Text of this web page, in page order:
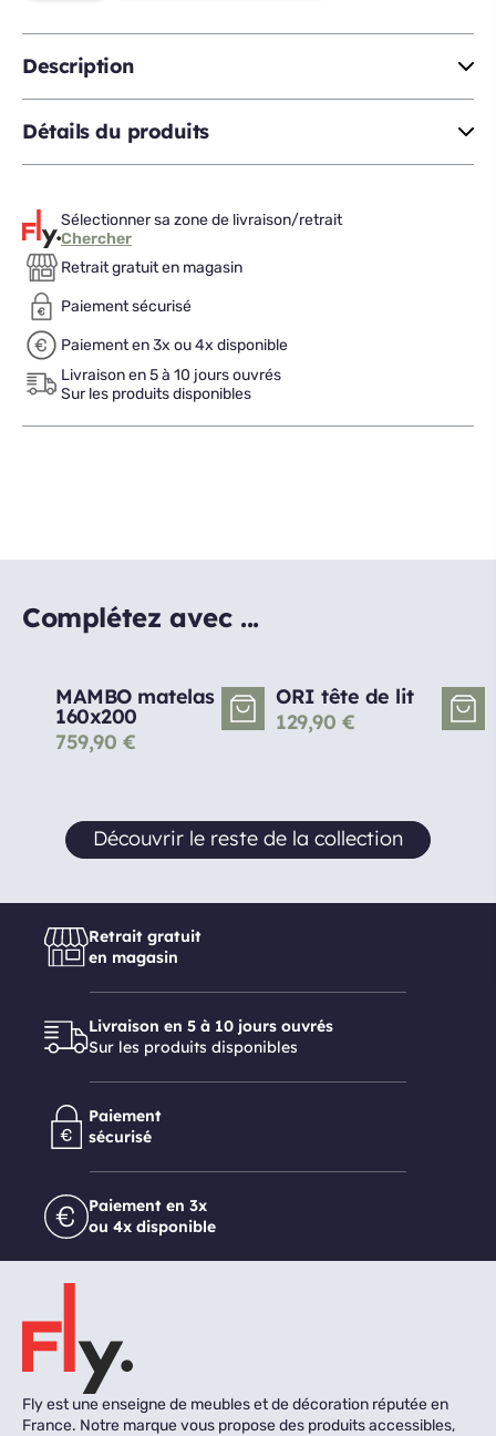
tête
de
lit
10
Description
Détails du produits
Sélectionner sa zone de livraison/retrait
Chercher
Retrait gratuit en magasin
Paiement sécurisé
Paiement en 3x ou 4x disponible
Livraison en 5 à 10 jours ouvrés
Sur les produits disponibles
Complétez avec ...
MAMBO matelas
160x200
759,90 €
ORI tête de lit
129,90 €
Découvrir le reste de la collection
Retrait gratuit
en magasin
Livraison en 5 à 10 jours ouvrés
Sur les produits disponibles
Paiement
sécurisé
Paiement en 3x
ou 4x disponible
Fly est une enseigne de meubles et de décoration réputée en
France. Notre marque vous propose des produits accessibles,